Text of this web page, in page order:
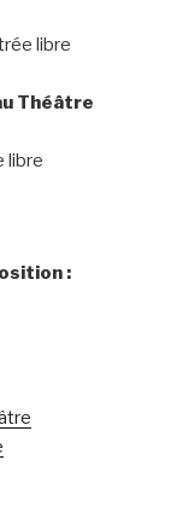
libre
Théâtre
libre
: